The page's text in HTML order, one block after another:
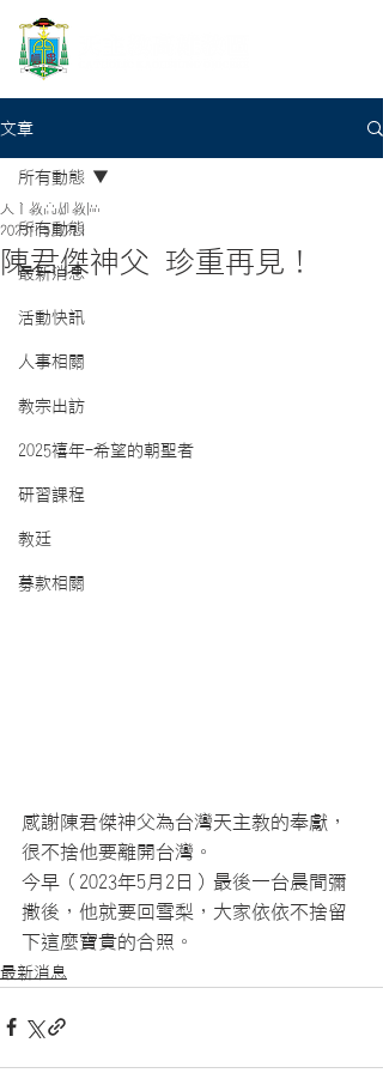
文章
所有動態
最新消息
活動快訊
人事相關
教宗出訪
2025禧年-希望的朝聖者
研習課程
教廷
募款相關
所有動態
陳君傑神父 珍重再見！
天主教高雄教區
2023年5月2日
感謝陳君傑神父為台灣天主教的奉獻，
很不捨他要離開台灣。
今早（2023年5月2日）最後一台晨間彌
撒後，他就要回雪梨，大家依依不捨留
下這麼寶貴的合照。
最新消息